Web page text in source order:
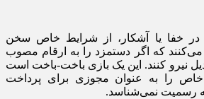
در خفا یا آشکار، از شرایط خاص سخن
می‌کنند که اگر دستمزد را به ارقام مصوب
نیرو کنند. این یک بازی باخت-باخت است
خاص را به عنوان مجوزی برای پرداخت
رسمیت نمی‌شناسد.